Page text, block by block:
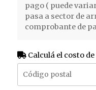
pago ( puede
pasa a sector de
comprobante de
Calculá el costo